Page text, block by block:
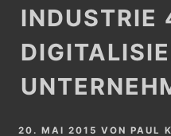
INDUSTRIE
20. MAI 2015 VONPAUL